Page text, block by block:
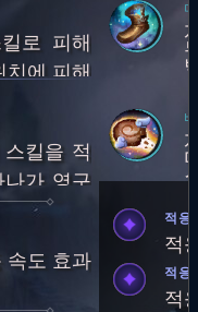
로 피해
치에 피해
스킬을 적
나가 영구
증가합니
: 250)최
도달하
마나의
속도 효과
적응
적
적응
적